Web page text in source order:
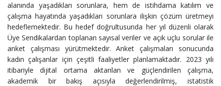
alanında yaşadıkları sorunlara, hem de istihdama ka­tılım ve
çalışma hayatında yaşadıkları sorunlara ilişkin çö­züm üretmeyi
hedeflemektedir. Bu hedef doğrultusunda her yıl düzenli olarak
Üye Sendikalardan toplanan sayısal veriler ve açık uçlu sorular ile
anket çalışması yürütmek­tedir. Anket çalışmaları sonucunda
kadın çalışanlar için çeşitli faaliyetler planlamaktadır. 2023 yılı
itibariyle dijital ortama aktarılan ve güçlendirilen çalışma,
akademik bir bakış açısıyla değerlendirilmiş, istatistik